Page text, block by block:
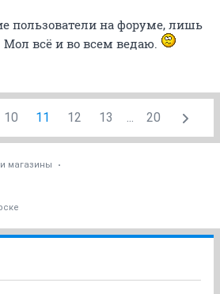
пользователи на форуме, лишь
всё и во всем ведаю.
10 11 12 13 ... 20
магазины